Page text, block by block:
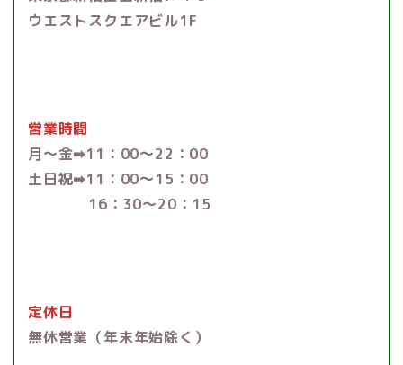
ウエストスクエアビル1F
営業時間
月～金➡︎11：00〜22：00
土日祝➡︎11：00〜15：00
16：30〜20：15
定休日
無休営業（年末年始除く）